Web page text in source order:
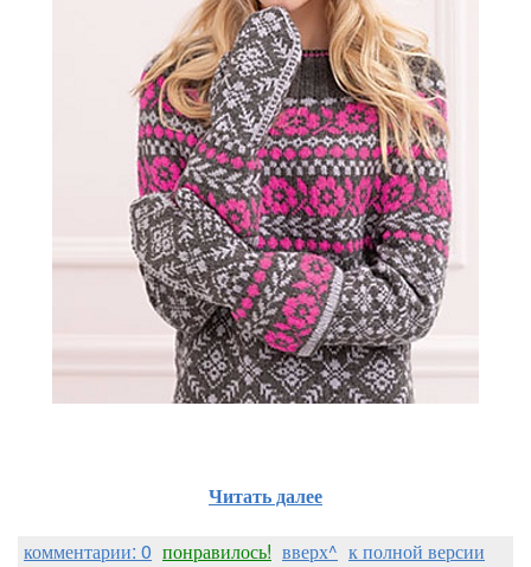
Читать далее
комментарии: 0 понравилось! вверх^ к полной версии